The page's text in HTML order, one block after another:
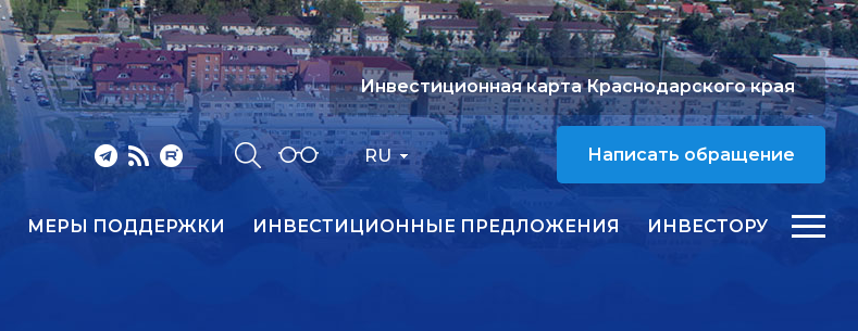
RU
Инвестиционная карта Краснодарского края
Написать обращение
МЕРЫ ПОДДЕРЖКИ ИНВЕСТИЦИОННЫЕ ПРЕДЛОЖЕНИЯ ИНВЕСТОРУ